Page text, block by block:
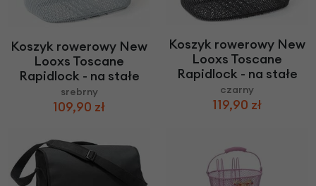
Koszyk rowerowy New
Looxs Toscane
Rapidlock - na stałe
srebrny
109,90 zł
Koszyk rowerowy New
Looxs Toscane
Rapidlock - na stałe
czarny
119,90 zł